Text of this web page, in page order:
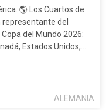
🌎 Los Cuartos de
representante del
del Mundo 2026:
Estados Unidos,…
ALEMANIA